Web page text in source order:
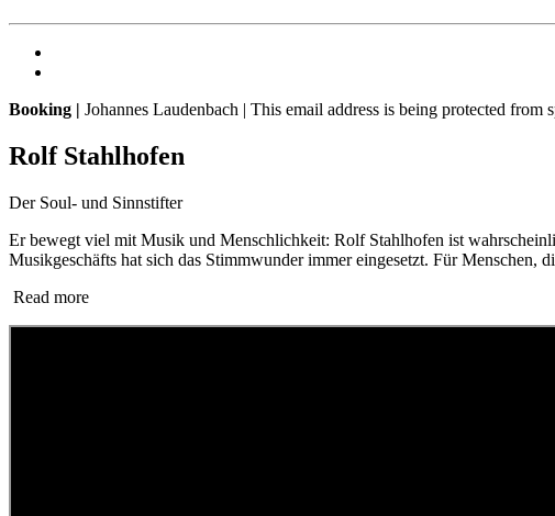
Booking | Johannes Laudenbach | This email address is being protected from
Rolf Stahlhofen
Der Soul- und Sinnstifter
Er bewegt viel mit Musik und Menschlichkeit: Rolf Stahlhofen ist
Musikgeschäfts hat sich das Stimmwunder immer eingesetzt. Für
Read more